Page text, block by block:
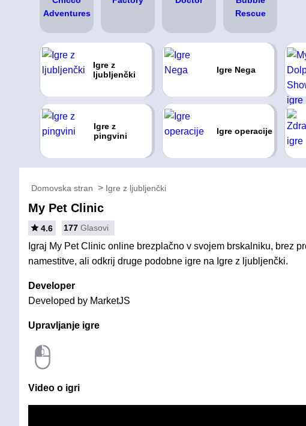
Igre z
ljubljenčki
Igre Nega
Igre z
pingvini
Igre operacije
Domovska stran Igre z ljubljenčki
My Pet Clinic
4.6 177 Glasovi
Igraj My Pet Clinic online brezplačno v svojem brskalniku, brez
namestitve, ali odkrij druge podobne igre na Igre z ljubljenčki.
Developer
Developed by MarketJS
Upravljanje igre
Video o igri